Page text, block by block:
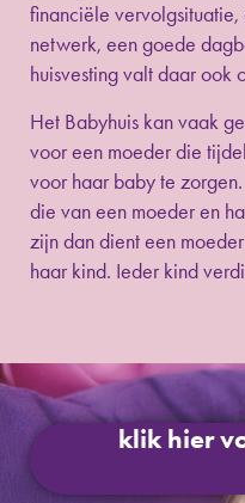
financiële
netwerk, een goede
huisvesting valt daar ook
Het Babyhuis kan vaak
voor een moeder die
voor haar baby te
die van een moeder en
zijn dan dient een
haar kind. Ieder kind
klik hier